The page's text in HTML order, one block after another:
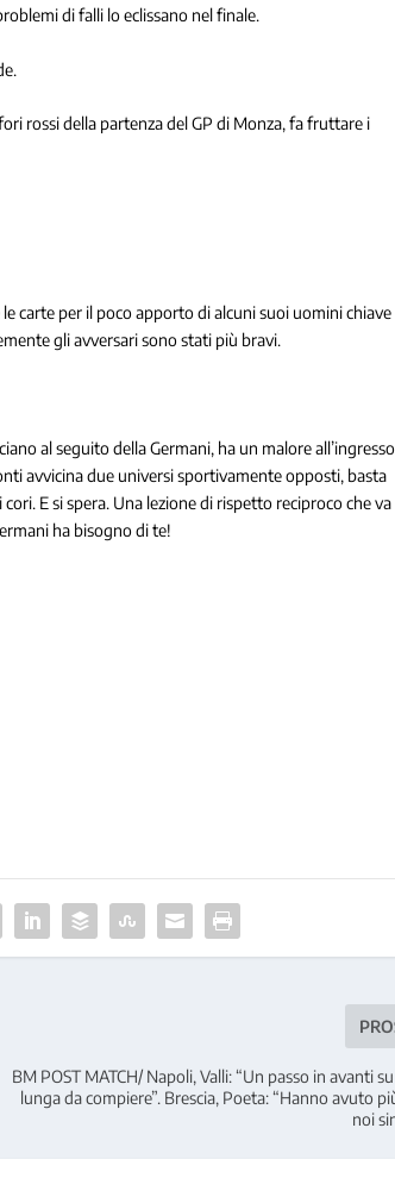
di falli lo eclissano nel finale.
rossi della partenza del GP di Monza, fa fruttare i
carte per il poco apporto di alcuni suoi uomini chiave
gli avversari sono stati più bravi.
al seguito della Germani, ha un malore all’ingresso
avvicina due universi sportivamente opposti, basta
E si spera. Una lezione di rispetto reciproco che va
ha bisogno di te!
BM POST MATCH/ Napoli, Valli: “Un passo in avanti
lunga da compiere”. Brescia, Poeta: “Hanno avuto
noi